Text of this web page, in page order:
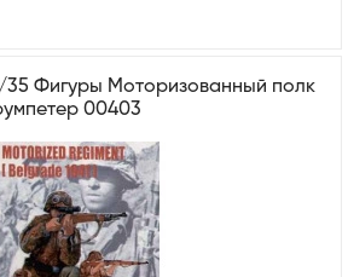
Фигуры Моторизованный полк
00403